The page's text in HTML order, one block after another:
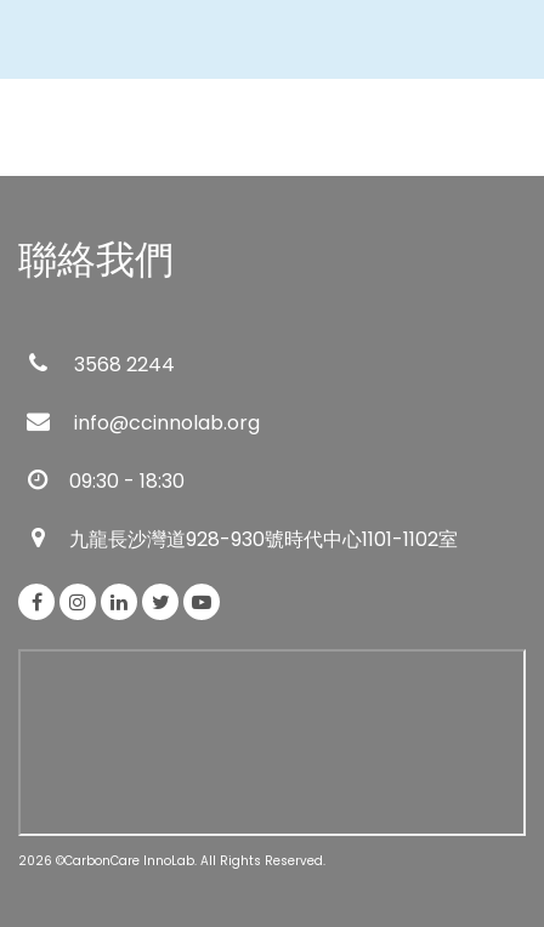
聯絡我們
3568 2244
info@ccinnolab.org
09:30 - 18:30
九龍長沙灣道928-930號時代中心1101-1102室
2026 ©CarbonCare InnoLab. All Rights Reserved.